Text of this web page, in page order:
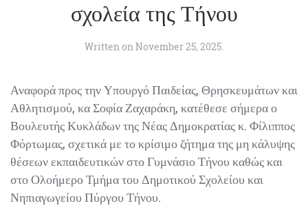
σχολεία της Τήνου
Written on November 25, 2025
Αναφορά προς την Υπουργό Παιδείας, Θρησκευμάτων και
Αθλητισμού, κα Σοφία Ζαχαράκη, κατέθεσε σήμερα ο
Βουλευτής Κυκλάδων της Νέας Δημοκρατίας κ. Φίλιππος
Φόρτωμας, σχετικά με το κρίσιμο ζήτημα της μη κάλυψης
θέσεων εκπαιδευτικών στο Γυμνάσιο Τήνου καθώς και
στο Ολοήμερο Τμήμα του Δημοτικού Σχολείου και
Νηπιαγωγείου Πύργου Τήνου.